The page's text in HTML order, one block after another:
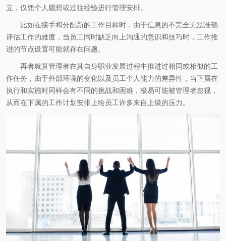
立，仅凭个人臆想或过往经验进行管理安排。
比如在接手和分配新的工作目标时，由于信息的不完全无法准确
评估工作的难度，当员工同时缺乏向上沟通的意识和技巧时，工作推
进的节点设置可能就存在问题。
再者就算管理者在其自身职业发展过程中推进过相同或相似的工
作任务，由于外部环境的变化以及员工个人能力的差异性，当下属在
执行和实施时同样会有不同的挑战和困难，极易可能被管理者忽视，
从而在下属的工作计划安排上给员工许多来自上级的压力。